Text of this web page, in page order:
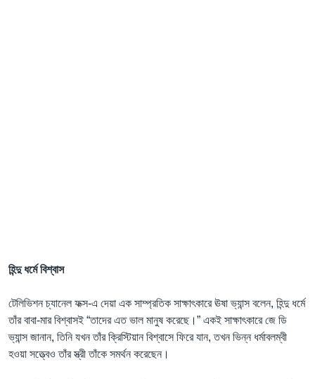
হিন্দু ধর্মে বিশ্বাস
টেলিভিশন চ্যানেল ফক্স-এ দেয়া এক সাম্প্রতিক সাক্ষাৎকারে ঊষা ভ্যান্স বলেন, হিন্দু ধর্মে
তাঁর বাবা-মার বিশ্বাসই “তাদের এত ভাল মানুষ করেছে।” একই সাক্ষাৎকারে জে ডি
ভ্যান্স জানান, তিনি যখন তাঁর ক্রিস্টিয়ান বিশ্বাসে ফিরে যান, তখন ভিন্ন ধর্মাবলম্বী
হওয়া সত্ত্বেও তাঁর স্ত্রী তাঁকে সমর্থন করেছেন।